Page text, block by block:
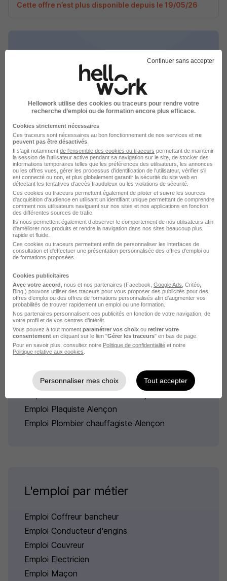
Cette offre n’est plus disponible depuis le 19/05/26
Conducteur de Travaux VRD H/F
LTD - Métiers de l'encadrement de chantier TP, de la
VRD IDF, Géomètre-Topographe
Alençon - 61 CDI Temps partiel
Cette offre n’est plus disponible depuis le 19/05/26
Emplois & formations
Emploi Conducteur de travaux VRD
Emploi BTP
L'emploi par métier à Alençon
dans le domaine BTP
Emploi Ouvrier Alençon
Emploi Plaquiste Alençon
Emploi Plombier chauffagiste Alençon
L'emploi par métier
Emploi Coffreur bancheur
Emploi Conducteur d'engins
Emploi Couvreur
Emploi Electricien
Emploi Maçon
Continuer sans accepter
Hellowork utilise des cookies ou traceurs pour rendre votre
recherche d’emploi ou de formation encore plus efficace.
Cookies strictement nécessaires
Ces traceurs sont nécessaires au bon fonctionnement de nos services et ne
peuvent pas être désactivés
Il s'agit notamment de l'ensemble des cookies ou traceurs permettant de maintenir
la session de l'utilisateur active pendant sa navigation sur le site, de stocker des
informations temporaires telles que les préférences des utilisateurs, les annonces
ou les offres vues, gérer les processus d'identification de l'utilisateur, vérifier s'il
est connecté ou non, et plus globalement garantir la sécurité du site web en
détectant les tentatives d'accès frauduleux ou les violations de sécurité.
Ces cookies ou traceurs permettent également de piloter et suivre les sources
d'acquisition d'audience en utilisant un identifiant unique permettant de comprendre
comment nos utilisateurs naviguent sur nos sites et nos applications en fonction
des différentes sources de trafic.
Ils nous permettent également d’observer le comportement de nos utilisateurs afin
d'améliorer nos produits et rendre la navigation dans nos sites beaucoup plus
rapide et fluide.
Ces cookies ou traceurs permettent enfin de personnaliser les interfaces de
consultation et d'effectuer une présentation personnalisée des offres d'emploi ou
de formations proposées.
Cookies publicitaires
Avec votre accord , nous et nos partenaires (Facebook, Google Ads , Critéo,
Bing,) pouvons utiliser des traceurs pour vous proposer des publicités pour des
offres d’emploi ou des offres de formations personnalisés afin d’augmenter vos
probabilités de trouver rapidement un emploi ou une formation.
Nos partenaires personnalisent ces publicités en fonction de votre navigation, de
votre profil et de vos centres d’intérêt.
Vous pouvez à tout moment paramétrer vos choix ou retirer votre
consentement en cliquant sur le lien "Gérer les traceurs" en bas de page.
Pour en savoir plus, consultez notre Politique de confidentialité et notre
Politique relative aux cookies
Personnaliser mes choix Tout accepter